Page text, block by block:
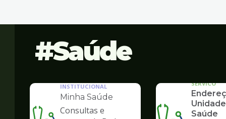
Saúde
INSTITUCIONAL
Minha Saúde
Consultas e
SERVICO
Saúde